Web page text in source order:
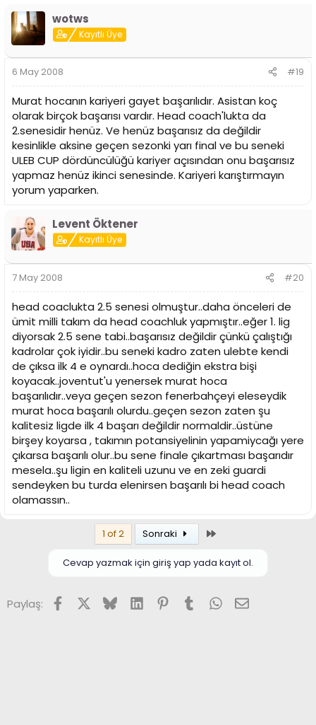
wotws
Kayıtlı Üye
6 May 2008 #19
Murat hocanın kariyeri gayet başarılıdır. Asistan koç
olarak birçok başarısı vardır. Head coach'lukta da
2.senesidir henüz. Ve henüz başarısız da değildir
kesinlikle aksine geçen sezonki yarı final ve bu seneki
ULEB CUP dördüncülüğü kariyer açısından onu başarısız
yapmaz henüz ikinci senesinde. Kariyeri karıştırmayın
yorum yaparken.
Levent Öktener
Kayıtlı Üye
7 May 2008 #20
head coaclukta 2.5 senesi olmuştur..daha önceleri de
ümit milli takım da head coachluk yapmıştır..eğer 1. lig
diyorsak 2.5 sene tabi..başarısız değildir çünkü çalıştığı
kadrolar çok iyidir..bu seneki kadro zaten ulebte kendi
de çıksa ilk 4 e oynardı..hoca dediğin ekstra bişi
koyacak..joventut'u yenersek murat hoca
başarılıdır..veya geçen sezon fenerbahçeyi eleseydik
murat hoca başarılı olurdu..geçen sezon zaten şu
kalitesiz ligde ilk 4 başarı değildir normaldir..üstüne
birşey koyarsa , takımın potansiyelinin yapamiycağı yere
çıkarsa başarılı olur..bu sene finale çıkartması başarıdır
mesela..şu ligin en kaliteli uzunu ve en zeki guardi
sendeyken bu turda elenirsen başarılı bi head coach
olamassın..
1 of 2 Sonraki
Cevap yazmak için giriş yap yada kayıt ol.
Paylaş: FacebookX (Twitter)
BlueskyLinkedInPinterest
TumblrWhatsApp
E-posta